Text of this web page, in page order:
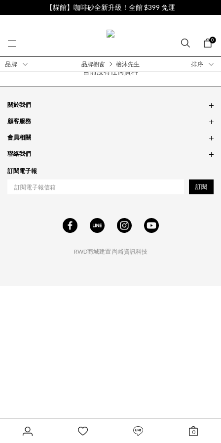
【貓館】咖啡砂全新升級！全館 $399 免運
0
0
品牌 排序
品牌櫥窗 檜沐先生
目前沒有任何資料
RWD商城建置 尚峪資訊科技
關於我們
品牌故事
銷售據點
隱私政策
食品法規
顧客服務
訂單問題
付款問題
配送問題
退貨問題
會員相關
會員制度
紅利制度
聯絡我們
合作相關
工作職缺
訂閱電子報
訂閱